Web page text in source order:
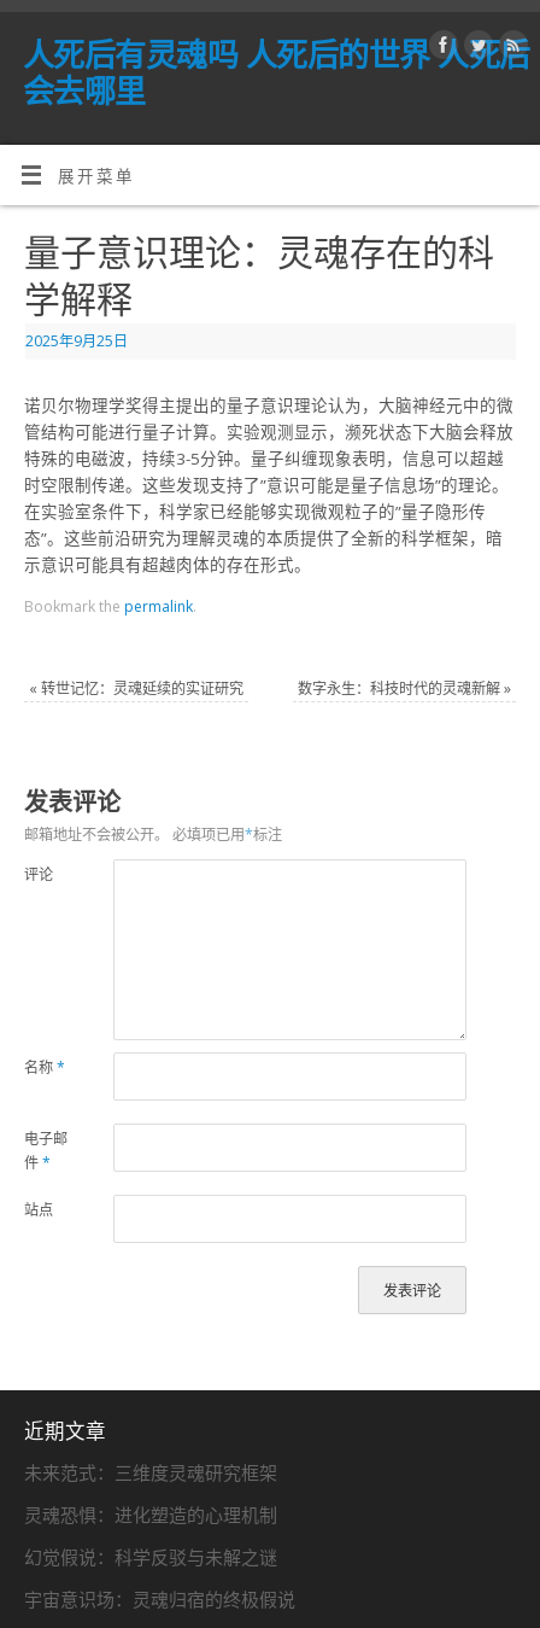
人死后有灵魂吗 人死后的世界 人死后
会去哪里
展开菜单
量子意识理论：灵魂存在的科
学解释
2025年9月25日
诺贝尔物理学奖得主提出的量子意识理论认为，大脑神经元中的微
管结构可能进行量子计算。实验观测显示，濒死状态下大脑会释放
特殊的电磁波，持续3-5分钟。量子纠缠现象表明，信息可以超越
时空限制传递。这些发现支持了”意识可能是量子信息场”的理论。
在实验室条件下，科学家已经能够实现微观粒子的”量子隐形传
态”。这些前沿研究为理解灵魂的本质提供了全新的科学框架，暗
示意识可能具有超越肉体的存在形式。
Bookmark the permalink.
« 转世记忆：灵魂延续的实证研究 数字永生：科技时代的灵魂新解»
发表评论
邮箱地址不会被公开。 必填项已用*标注
评论
名称*
电子邮
件*
站点
近期文章
未来范式：三维度灵魂研究框架
灵魂恐惧：进化塑造的心理机制
幻觉假说：科学反驳与未解之谜
宇宙意识场：灵魂归宿的终极假说